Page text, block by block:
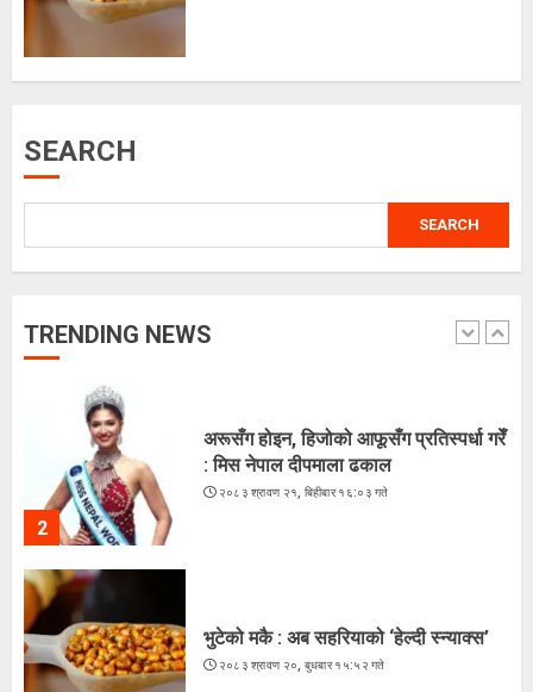
SEARCH
SEARCH
TRENDING NEWS
5
1
ब्राजिलविरुद्धको मैत्रीपूर्ण खेललाई
2
अरूसँग होइन, हिजोको आफूसँग प्रतिस्पर्धा गरेँ
: मिस नेपाल दीपमाला ढकाल
२०८३ श्रावण २१, बिहीबार १६:०३ गते
भुटेको मकै : अब सहरियाको ‘हेल्दी स्न्याक्स’
२०८३ श्रावण २०, बुधबार १५:५२ गते